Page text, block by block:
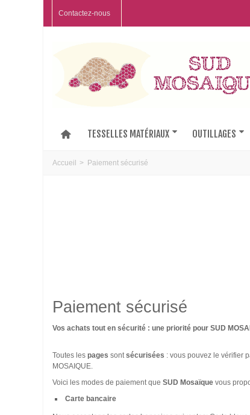
Contactez-nous
TESSELLES MATÉRIAUX OUTILLAGES
Accueil > Paiement sécurisé
Paiement sécurisé
Vos achats tout en sécurité : une priorité pour SUD
Toutes les pages sont sécurisées : vous pouvez le vérifier
MOSAIQUE.
Voici les modes de paiement que SUD Mosaïque vous
Carte bancaire